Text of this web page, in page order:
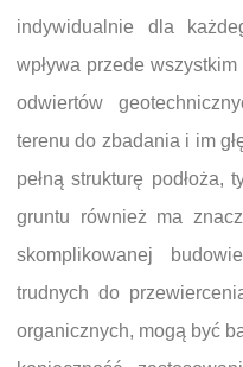
indywidualnie dla
wpływa przede
odwiertów
terenu do zbadania i im
pełną strukturę podłoża,
gruntu również ma
skomplikowanej
trudnych do
organicznych, mogą być